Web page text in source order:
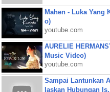
Mahen - Luka
o)
youtube.com
AURELIE
Music Video)
youtube.com
Sampai Lantunkan
laskan Hubungan